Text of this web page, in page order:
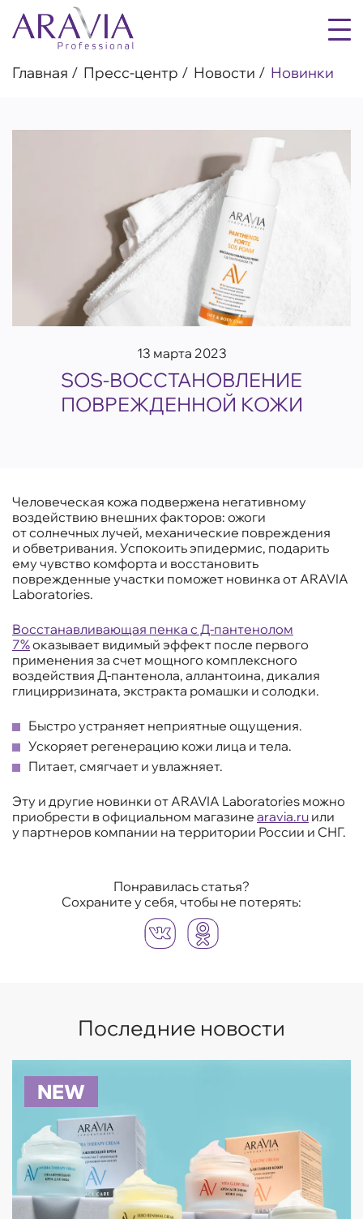
Главная Пресс-центр Новости Новинки
13 марта 2023
SOS-ВОССТАНОВЛЕНИЕ
ПОВРЕЖДЕННОЙ КОЖИ
Человеческая кожа подвержена негативному
воздействию внешних факторов: ожоги
от солнечных лучей, механические повреждения
и обветривания. Успокоить эпидермис, подарить
ему чувство комфорта и восстановить
поврежденные участки поможет новинка от ARAVIA
Laboratories.
Восстанавливающая пенка с Д-пантенолом
7%оказывает видимый эффект после первого
применения за счет мощного комплексного
воздействия Д-пантенола, аллантоина, дикалия
глицирризината, экстракта ромашки и солодки.
Быстро устраняет неприятные ощущения.
Ускоряет регенерацию кожи лица и тела.
Питает, смягчает и увлажняет.
Эту и другие новинки от ARAVIA Laboratories можно
приобрести в официальном магазине aravia.ru или
у партнеров компании на территории России и СНГ.
Понравилась статья?
Сохраните у себя, чтобы не потерять:
Последние новости
NEW